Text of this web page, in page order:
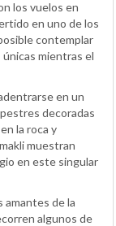
los vuelos en
en uno de los
contemplar
mientras el
en un
decoradas
la roca y
muestran
en este singular
amantes de la
algunos de